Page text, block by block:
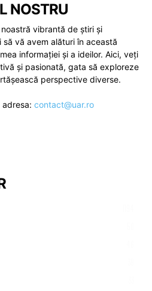
NOSTRU
vibrantă de știri și
vă avem alături în această
informației și a ideilor. Aici, veți
și pasionată, gata să exploreze
perspective diverse.
contact@uar.ro